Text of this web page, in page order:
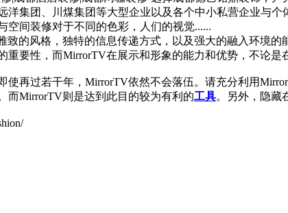
洋集团、川煤集团等大型企业以及各个中小私营企业与
空间装修对于不同的色彩，人们的视觉......
的风格，独特的信息传递方式，以及强大的融入环境
重要性，而MirrorTV在展示和形象的能力和优势，不论
使再过若干年，MirrorTV依然不会落伍。请充分利用
而MirrorTV则是达到此目的较为有利的工具。另外，隐藏